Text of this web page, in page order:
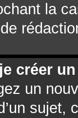
la
créer
un
sujet,